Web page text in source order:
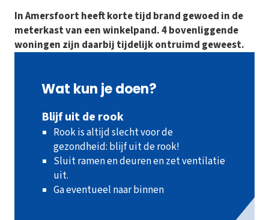
In Amersfoort heeft korte tijd brand gewoed in de
meterkast van een winkelpand. 4 bovenliggende
woningen zijn daarbij tijdelijk ontruimd geweest.
Wat kun je doen?
Blijf uit de rook
Rook is altijd slecht voor de
gezondheid: blijf uit de rook!
Sluit ramen en deuren en zet ventilatie
uit.
Ga eventueel naar binnen